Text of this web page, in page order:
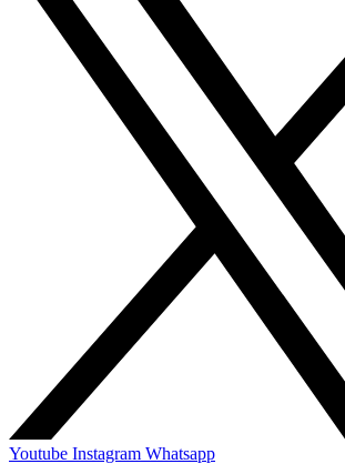
Youtube Instagram Whatsapp